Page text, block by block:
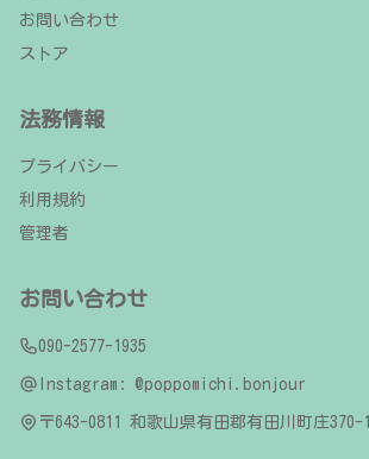
お問い合わせ
ストア
法務情報
プライバシー
利用規約
管理者
お問い合わせ
090-2577-1935
Instagram: @poppomichi.bonjour
〒643-0811 和歌山県有田郡有田川町庄370-1